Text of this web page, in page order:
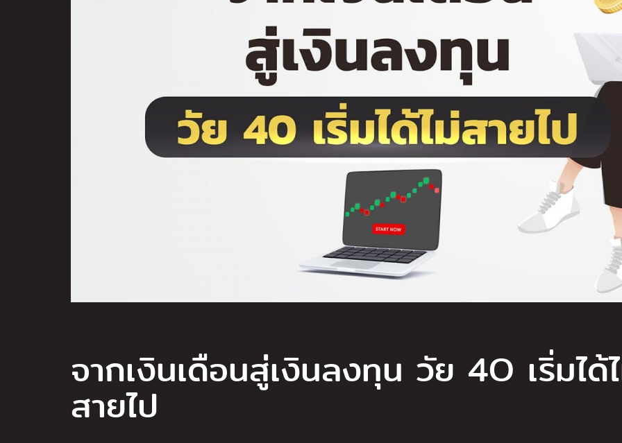
จากเงินเดือนสู่เงินลงทุน วัย 4O เริ่มได้
สายไป